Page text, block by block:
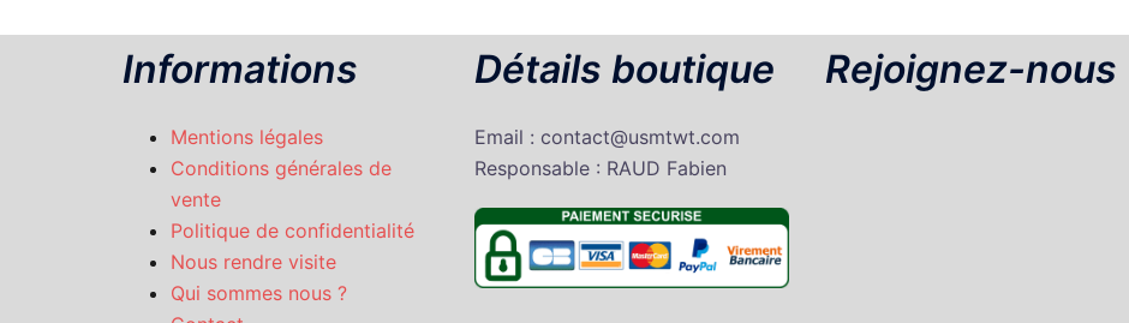
Informations
Mentions légales
Conditions générales de
vente
Politique de confidentialité
Nous rendre visite
Qui sommes nous ?
Détails boutique
Email : contact@usmtwt.com
Responsable : RAUD Fabien
Rejoignez-nous